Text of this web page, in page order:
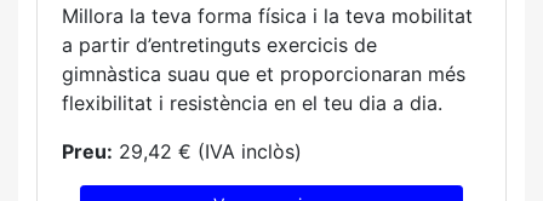
Millora la teva forma física i la teva mobilitat
a partir d’entretinguts exercicis de
gimnàstica suau que et proporcionaran més
flexibilitat i resistència en el teu dia a dia.
Preu: 29,42 € (IVA inclòs)